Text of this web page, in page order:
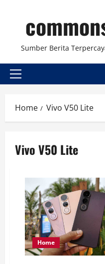
content
Sumber Berita
Primary
Home Vivo V50 Lite
Vivo V50 Lite
Home